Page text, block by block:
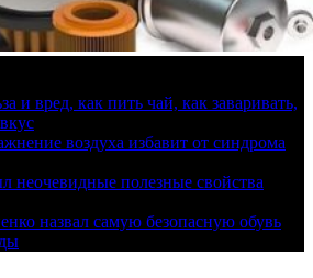
и вред, как пить чай, как заваривать,
воздуха избавит от синдрома
неочевидные полезные свойства
назвал самую безопасную обувь